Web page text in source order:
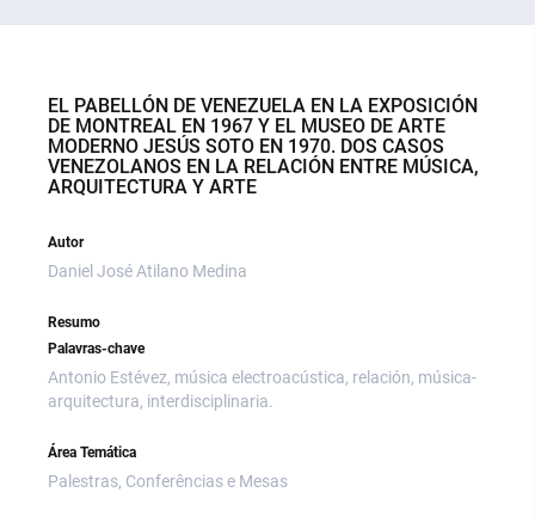
EL PABELLÓN DE VENEZUELA EN LA EXPOSICIÓN
DE MONTREAL EN 1967 Y EL MUSEO DE ARTE
MODERNO JESÚS SOTO EN 1970. DOS CASOS
VENEZOLANOS EN LA RELACIÓN ENTRE MÚSICA,
ARQUITECTURA Y ARTE
Autor
Daniel José Atilano Medina
Resumo
Palavras-chave
Antonio Estévez, música electroacústica, relación, música-
arquitectura, interdisciplinaria.
Área Temática
Palestras, Conferências e Mesas